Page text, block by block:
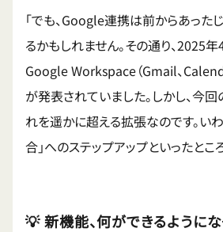
「でも、Google連携は前からあった
るかもしれません。その通り、2025
Google Workspace（Gmail、
が発表されていました。しかし、今
れを遥かに超える拡張なのです。いわ
合」へのステップアップといったとこ
💡 新機能、何ができるようにな